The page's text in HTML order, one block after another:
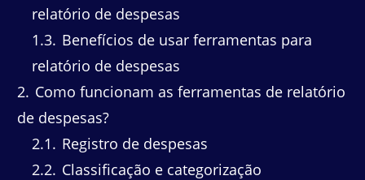
relatório de despesas
1.3 Benefícios de usar ferramentas para
relatório de despesas
2 Como funcionam as ferramentas de relatório
de despesas?
2.1
Registro de despesas
2.2 Classificação e categorização